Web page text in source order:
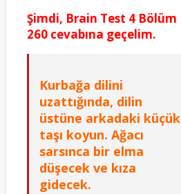
Şimdi, Brain Test 4 Bölüm
260 cevabına geçelim.
Kurbağa dilini
uzattığında, dilin
üstüne arkadaki küçük
taşı koyun. Ağacı
sarsınca bir elma
düşecek ve kıza
gidecek.